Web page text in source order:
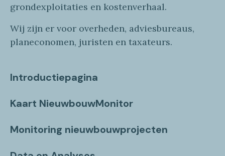
grondexploitaties en kostenverhaal.
Wij zijn er voor overheden, adviesbureaus,
planeconomen, juristen en taxateurs.
Introductiepagina
Kaart NieuwbouwMonitor
Monitoring nieuwbouwprojecten